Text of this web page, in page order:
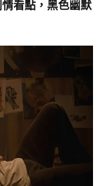
看點，黑色幽默